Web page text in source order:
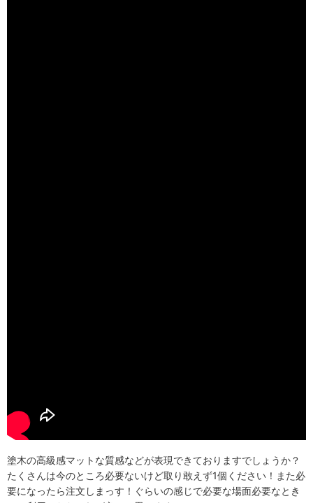
塗木の高級感マットな質感などが表現できておりますでしょうか？
たくさんは今のところ必要ないけど取り敢えず1個ください！また必
要になったら注文しまっす！ぐらいの感じで必要な場面必要なとき